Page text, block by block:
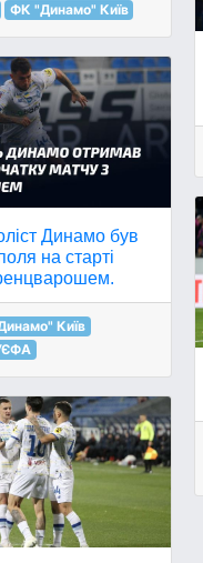
ФК "Динамо" Київ
Динамо був
на старті
Київ